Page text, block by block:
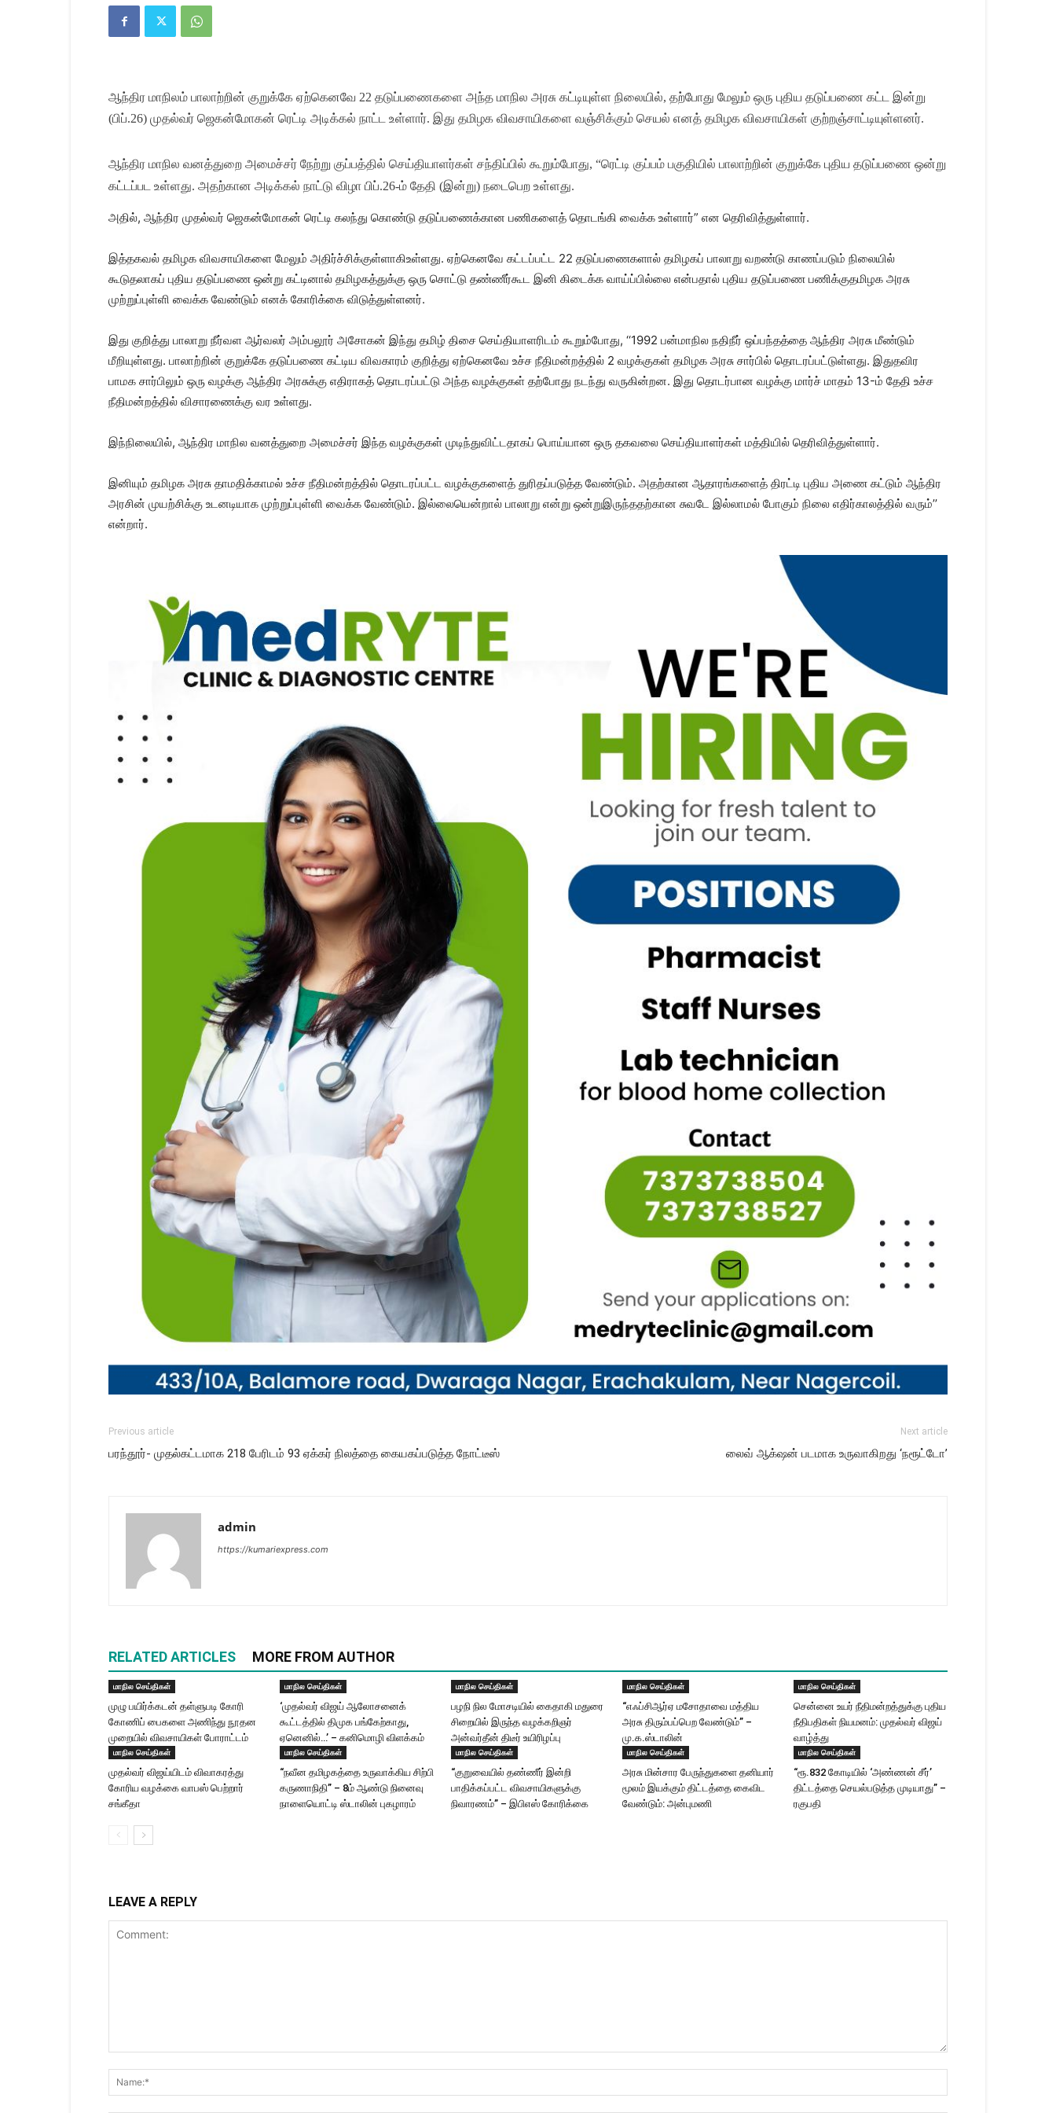
|
Kanyakumari
ஆந்திர மாநிலம் பாலாற்றின் குறுக்கே ஏற்கெனவே 22 தடுப்பணைகளை அந்த மாநில அரசு கட்டியுள்ள நிலையில், தற்போது மேலும் ஒரு புதிய தடுப்பணை கட்ட இன்று
(பிப்.26) முதல்வர் ஜெகன்மோகன் ரெட்டி அடிக்கல் நாட்ட உள்ளார். இது தமிழக விவசாயிகளை வஞ்சிக்கும் செயல் எனத் தமிழக விவசாயிகள் குற்றஞ்சாட்டியுள்ளனர்.
ஆந்திர மாநில வனத்துறை அமைச்சர் நேற்று குப்பத்தில் செய்தியாளர்கள் சந்திப்பில் கூறும்போது, “ரெட்டி குப்பம் பகுதியில் பாலாற்றின் குறுக்கே புதிய தடுப்பணை ஒன்று
கட்டப்பட உள்ளது. அதற்கான அடிக்கல் நாட்டு விழா பிப்.26-ம் தேதி (இன்று) நடைபெற உள்ளது.
அதில், ஆந்திர முதல்வர் ஜெகன்மோகன் ரெட்டி கலந்து கொண்டு தடுப்பணைக்கான பணிகளைத் தொடங்கி வைக்க உள்ளார்” என தெரிவித்துள்ளார்.
இத்தகவல் தமிழக விவசாயிகளை மேலும் அதிர்ச்சிக்குள்ளாகிஉள்ளது. ஏற்கெனவே கட்டப்பட்ட 22 தடுப்பணைகளால் தமிழகப் பாலாறு வறண்டு காணப்படும் நிலையில்
கூடுதலாகப் புதிய தடுப்பணை ஒன்று கட்டினால் தமிழகத்துக்கு ஒரு சொட்டு தண்ணீர்கூட இனி கிடைக்க வாய்ப்பில்லை என்பதால் புதிய தடுப்பணை பணிக்குதமிழக அரசு
முற்றுப்புள்ளி வைக்க வேண்டும் எனக் கோரிக்கை விடுத்துள்ளனர்.
இது குறித்து பாலாறு நீர்வள ஆர்வலர் அம்பலூர் அசோகன் இந்து தமிழ் திசை செய்தியாளரிடம் கூறும்போது, ‘‘1992 பன்மாநில நதிநீர் ஒப்பந்தத்தை ஆந்திர அரசு மீண்டும்
மீறியுள்ளது. பாலாற்றின் குறுக்கே தடுப்பணை கட்டிய விவகாரம் குறித்து ஏற்கெனவே உச்ச நீதிமன்றத்தில் 2 வழக்குகள் தமிழக அரசு சார்பில் தொடரப்பட்டுள்ளது. இதுதவிர
பாமக சார்பிலும் ஒரு வழக்கு ஆந்திர அரசுக்கு எதிராகத் தொடரப்பட்டு அந்த வழக்குகள் தற்போது நடந்து வருகின்றன. இது தொடர்பான வழக்கு மார்ச் மாதம் 13-ம் தேதி உச்ச
நீதிமன்றத்தில் விசாரணைக்கு வர உள்ளது.
இந்நிலையில், ஆந்திர மாநில வனத்துறை அமைச்சர் இந்த வழக்குகள் முடிந்துவிட்டதாகப் பொய்யான ஒரு தகவலை செய்தியாளர்கள் மத்தியில் தெரிவித்துள்ளார்.
இனியும் தமிழக அரசு தாமதிக்காமல் உச்ச நீதிமன்றத்தில் தொடரப்பட்ட வழக்குகளைத் துரிதப்படுத்த வேண்டும். அதற்கான ஆதாரங்களைத் திரட்டி புதிய அணை கட்டும் ஆந்திர
அரசின் முயற்சிக்கு உடனடியாக முற்றுப்புள்ளி வைக்க வேண்டும். இல்லையென்றால் பாலாறு என்று ஒன்றுஇருந்ததற்கான சுவடே இல்லாமல் போகும் நிலை எதிர்காலத்தில் வரும்’’
என்றார்.
Previous article
பரந்தூர்- முதல்கட்டமாக 218 பேரிடம் 93 ஏக்கர் நிலத்தை கையகப்படுத்த நோட்டீஸ்
Next article
லைவ் ஆக்‌ஷன் படமாக உருவாகிறது ‘நரூட்டோ’
admin
https://kumariexpress.com
RELATED ARTICLES MORE FROM AUTHOR
மாநில செய்திகள்
முழு பயிர்க்கடன் தள்ளுபடி கோரி
கோணிப் பைகளை அணிந்து நூதன
முறையில் விவசாயிகள் போராட்டம்
மாநில செய்திகள்
‘முதல்வர் விஜய் ஆலோசனைக்
கூட்டத்தில் திமுக பங்கேற்காது,
ஏனெனில்…’ – கனிமொழி விளக்கம்
மாநில செய்திகள்
பழநி நில மோசடியில் கைதாகி மதுரை
சிறையில் இருந்த வழக்கறிஞர்
அன்வர்தீன் திடீர் உயிரிழப்பு
மாநில செய்திகள்
“எஃப்சிஆர்ஏ மசோதாவை மத்திய
அரசு திரும்பப்பெற வேண்டும்” –
மு.க.ஸ்டாலின்
மாநில செய்திகள்
சென்னை உயர் நீதிமன்றத்துக்கு புதிய
நீதிபதிகள் நியமனம்: முதல்வர் விஜய்
வாழ்த்து
மாநில செய்திகள்
முதல்வர் விஜய்யிடம் விவாகரத்து
கோரிய வழக்கை வாபஸ் பெற்றார்
சங்கீதா
மாநில செய்திகள்
“நவீன தமிழகத்தை உருவாக்கிய சிற்பி
கருணாநிதி” – 8ம் ஆண்டு நினைவு
நாளையொட்டி ஸ்டாலின் புகழாரம்
மாநில செய்திகள்
“குறுவையில் தண்ணீர் இன்றி
பாதிக்கப்பட்ட விவசாயிகளுக்கு
நிவாரணம்” – இபிஎஸ் கோரிக்கை
மாநில செய்திகள்
அரசு மின்சார பேருந்துகளை தனியார்
மூலம் இயக்கும் திட்டத்தை கைவிட
வேண்டும்: அன்புமணி
மாநில செய்திகள்
“ரூ.832 கோடியில் ‘அண்ணன் சீர்’
திட்டத்தை செயல்படுத்த முடியாது” –
ரகுபதி
LEAVE A REPLY